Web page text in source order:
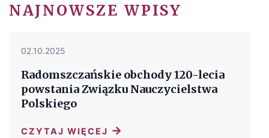
NAJNOWSZE WPISY
02.10.2025
Radomszczańskie obchody 120-lecia
powstania Związku Nauczycielstwa
Polskiego
CZYTAJ WIĘCEJ →